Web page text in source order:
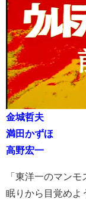
金城哲夫
満田かずほ
高野宏一
「東洋一のマン
眠りから目覚めよ